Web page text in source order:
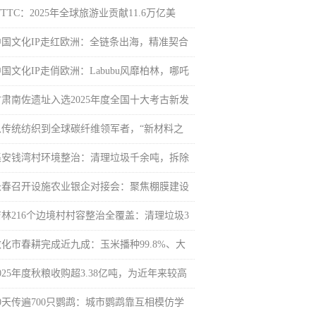
：2025年全球旅游业贡献11.6万亿美
文化IP走红欧洲：全链条出海，精准契合
国文化IP走俏欧洲：Labubu风靡柏林，哪吒
南佐遗址入选2025年度全国十大考古新发
传统纺织到全球碳纤维领军者，“新材料之
钱湾村环境整治：清理垃圾千余吨，拆除
召开设施农业银企对接会：聚焦棚膜建设
林216个边境村村容整治全覆盖：清理垃圾3
市春耕完成近九成：玉米播种99.8%、大
年度秋粮收购超3.38亿吨，为近年来较高
天传遍700只鹦鹉：城市鹦鹉靠互相模仿学